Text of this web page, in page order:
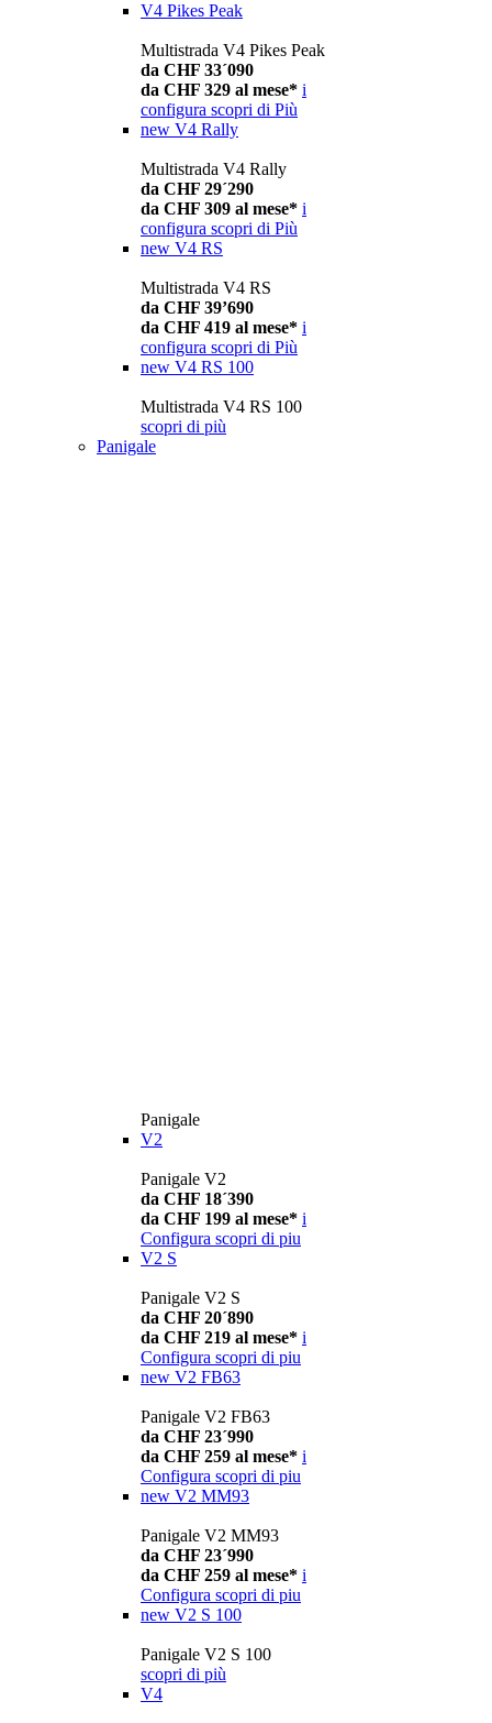
V4 Pikes Peak
Multistrada V4 Pikes Peak
da CHF 33´090
da CHF 329 al mese* i
configura scopri di Più
new V4 Rally
Multistrada V4 Rally
da CHF 29´290
da CHF 309 al mese* i
configura scopri di Più
new V4 RS
Multistrada V4 RS
da CHF 39’690
da CHF 419 al mese* i
configura scopri di Più
new V4 RS 100
Multistrada V4 RS 100
scopri di più
Panigale
Panigale
V2
Panigale V2
da CHF 18´390
da CHF 199 al mese* i
Configura scopri di piu
V2 S
Panigale V2 S
da CHF 20´890
da CHF 219 al mese* i
Configura scopri di piu
new V2 FB63
Panigale V2 FB63
da CHF 23´990
da CHF 259 al mese* i
Configura scopri di piu
new V2 MM93
Panigale V2 MM93
da CHF 23´990
da CHF 259 al mese* i
Configura scopri di piu
new V2 S 100
Panigale V2 S 100
scopri di più
V4